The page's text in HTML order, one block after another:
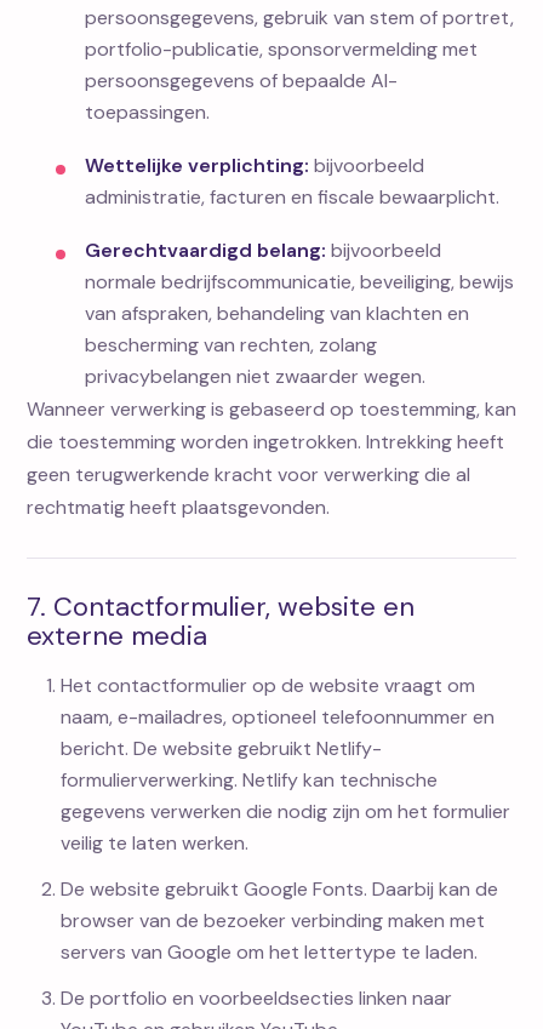
persoonsgegevens, gebruik van stem of portret,
portfolio-publicatie, sponsorvermelding met
persoonsgegevens of bepaalde AI-
toepassingen.
Wettelijke verplichting: bijvoorbeeld
administratie, facturen en fiscale bewaarplicht.
Gerechtvaardigd belang: bijvoorbeeld
normale bedrijfscommunicatie, beveiliging, bewijs
van afspraken, behandeling van klachten en
bescherming van rechten, zolang
privacybelangen niet zwaarder wegen.
Wanneer verwerking is gebaseerd op toestemming, kan
die toestemming worden ingetrokken. Intrekking heeft
geen terugwerkende kracht voor verwerking die al
rechtmatig heeft plaatsgevonden.
7. Contactformulier, website en
externe media
Het contactformulier op de website vraagt om
naam, e-mailadres, optioneel telefoonnummer en
bericht. De website gebruikt Netlify-
formulierverwerking. Netlify kan technische
gegevens verwerken die nodig zijn om het formulier
veilig te laten werken.
De website gebruikt Google Fonts. Daarbij kan de
browser van de bezoeker verbinding maken met
servers van Google om het lettertype te laden.
De portfolio en voorbeeldsecties linken naar